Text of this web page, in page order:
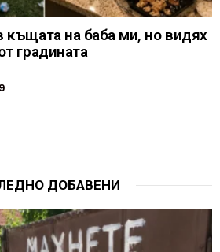
къщата на баба ми, но видях
градината
ДОБАВЕНИ